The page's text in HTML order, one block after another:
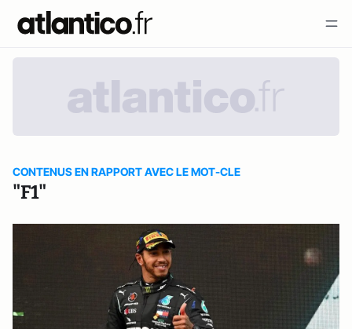
CONTENUS EN RAPPORT AVEC LE MOT-CLE
"F1"